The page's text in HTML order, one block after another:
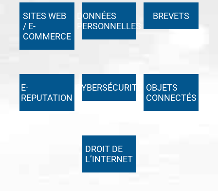
SITES WEB
/ E-
COMMERCE
DONNÉES
PERSONNELLES
BREVETS
E-
REPUTATION
CYBERSÉCURITÉ
OBJETS
CONNECTÉS
DROIT DE
L’INTERNET